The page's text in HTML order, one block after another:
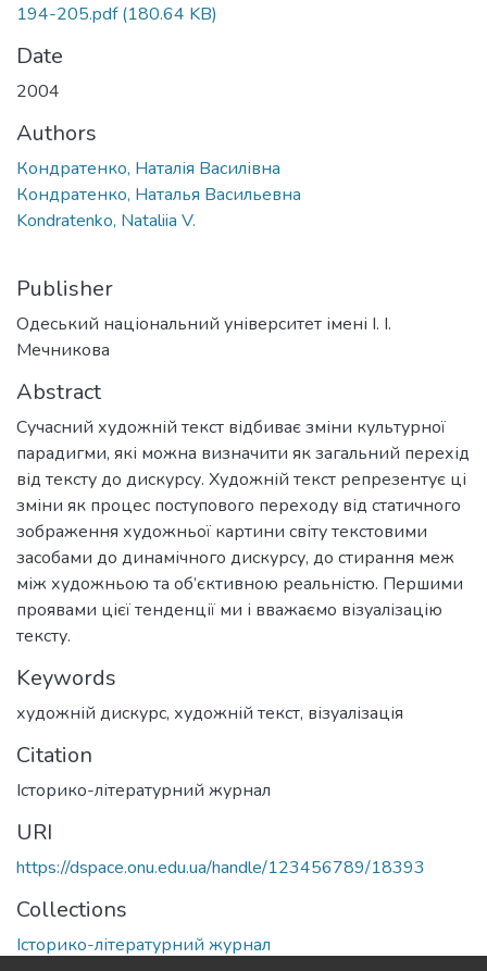
194-205.pdf(180.64 KB)
Date
2004
Authors
Кондратенко, Наталія Василівна
Кондратенко, Наталья Васильевна
Kondratenko, Nataliia V.
Publisher
Одеський національний університет імені І. І.
Мечникова
Abstract
Сучасний художній текст відбиває зміни культурної
парадигми, які можна визначити як загальний перехід
від тексту до дискурсу. Художній текст репрезентує ці
зміни як процес поступового переходу від статичного
зображення художньої картини світу текстовими
засобами до динамічного дискурсу, до стирання меж
між художньою та об’єктивною реальністю. Першими
проявами цієї тенденції ми і вважаємо візуалізацію
тексту.
Keywords
художній дискурс, художній текст, візуалізація
Citation
Історико-літературний журнал
URI
https://dspace.onu.edu.ua/handle/123456789/18393
Collections
Історико-літературний журнал